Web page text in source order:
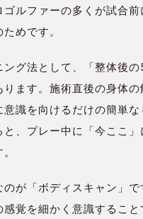
ゴルファーの多くが試合前
めです。
グ法として、「整体後の
ります。施術直後の身体の
識を向けるだけの簡単な
と、プレー中に「今ここ」
のが「ボディスキャン」
覚を細かく意識すること